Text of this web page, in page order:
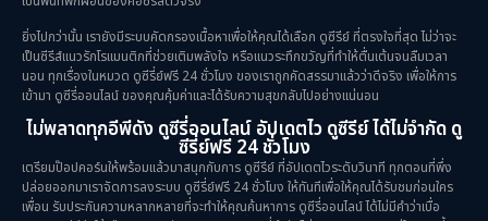
ยิ่งไปกว่านั้น เรายังมีระบบคัดกรองเนื้อหาเพื่อให้คุณได้เลือก ดูซีรีย์ ที่ตรงใจที่สุด ไม่ว่าจะ
เป็นซีรีส์แนวรักโรแมนติกที่ช่วยเติมพลังใจ หรือแนวระทึกขวัญที่ทำให้ตื่นเต้นจนลืมเวลา
นอน ทุกเรื่องในหมวด ดูซีรี่ย์ฟรี 24 ชั่วโมง ของเราถูกคัดสรรมาแล้วว่าดีจริง เพื่อให้การ
เข้ามา ดูซีรี่ออนไลน์ ของคุณคุ้มค่าและได้รับความสุขกลับไปอย่างแน่นอน
ไม่พลาดทุกอีพีดัง ดูซีรี่ออนไลน์ อัปเดตไว ดูซีรีย์ ได้ไม่จำกัด ดู
ซีรี่ย์ฟรี 24 ชั่วโมง
เตรียมป๊อปคอร์นให้พร้อมแล้วมาสนุกกับการ ดูซีรีย์ ที่อัปเดตไวระดับวินาที ทุกตอนที่พึ่ง
ปล่อยออกมาเราจัดการลงระบบ ดูซีรี่ย์ฟรี 24 ชั่วโมง ให้ทันทีเพื่อให้คุณได้รับชมก่อนใคร
เพื่อน รับประกันความหลากหลายที่จะทำให้คุณค้นหาการ ดูซีรี่ออนไลน์ ได้ไม่มีคำว่าเบื่อ